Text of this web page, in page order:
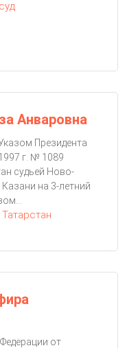
Анваровна
Президента
г. № 1089
судьей Ново-
на 3-летний
от